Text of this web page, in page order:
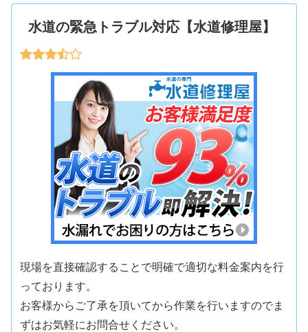
水道の緊急トラブル対応【水道修理屋】
現場を直接確認することで明確で適切な料金案内を行
っております。
お客様からご了承を頂いてから作業を行いますのでま
ずはお気軽にお問合せください。